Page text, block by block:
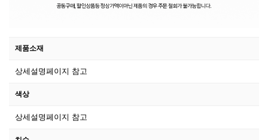
제품소재
상세설명페이지 참고
색상
상세설명페이지 참고